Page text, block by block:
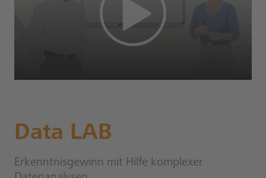
Data LAB
Erkenntnisgewinn mit Hilfe komplexer